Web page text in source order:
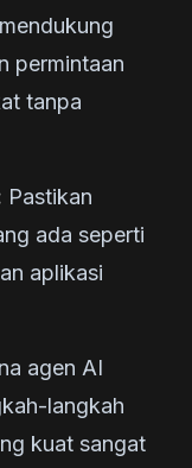
permintaan
tanpa
Pastikan
ada seperti
aplikasi
agen AI
langkah
kuat sangat